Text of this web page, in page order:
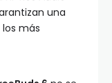
una
más